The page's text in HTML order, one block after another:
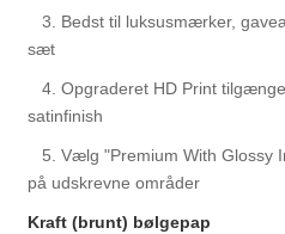
3. Bedst til luksusmærker,
sæt
4. Opgraderet HD Print
satinfinish
5. Vælg "Premium With Glossy
på udskrevne områder
Kraft (brunt) bølgepap